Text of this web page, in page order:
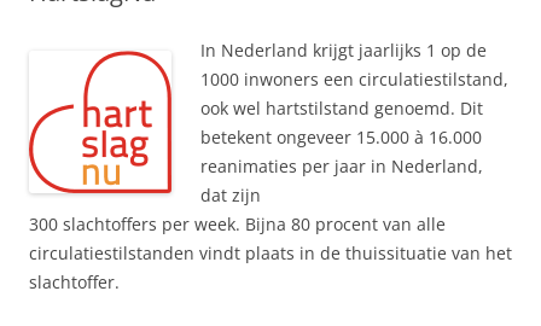
In Nederland krijgt jaarlijks 1 op de
1000 inwoners een circulatiestilstand,
ook wel hartstilstand genoemd. Dit
betekent ongeveer 15.000 à 16.000
reanimaties per jaar in Nederland,
dat zijn
300 slachtoffers per week. Bijna 80 procent van alle
circulatiestilstanden vindt plaats in de thuissituatie van het
slachtoffer.